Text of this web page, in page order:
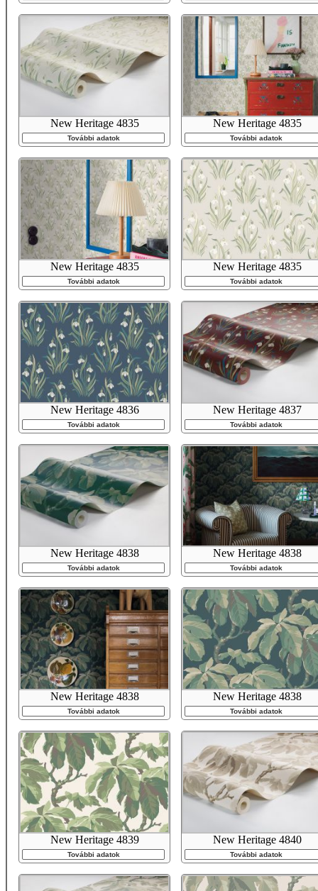
New Heritage 4835
További adatok
New Heritage 4835
További adatok
New Heritage 4835
További adatok
New Heritage 4835
További adatok
New Heritage 4836
További adatok
New Heritage 4837
További adatok
New Heritage 4838
További adatok
New Heritage 4838
További adatok
New Heritage 4838
További adatok
New Heritage 4838
További adatok
New Heritage 4839
További adatok
New Heritage 4840
További adatok